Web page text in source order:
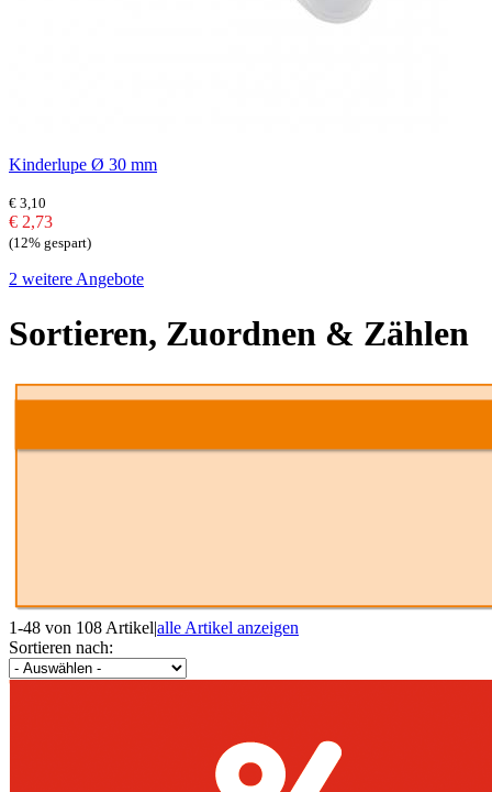
Kinderlupe Ø 30 mm
€ 3,10
€ 2,73
(12% gespart)
2 weitere Angebote
Sortieren, Zuordnen & Zählen
1-48 von 108 Artikel|alle Artikel anzeigen
Sortieren nach: